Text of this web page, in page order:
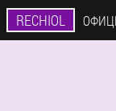
RECHIOL